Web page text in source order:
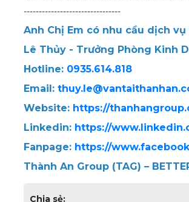
--------------------------------
Anh Chị Em có nhu cầu dịch
Lê Thủy - Trưởng Phòng Kinh
Hotline: 0935.614.818
Email:
Website: https://
Linkedin: https://
Fanpage: https://
Thành An Group (TAG) –
Chia sẻ: